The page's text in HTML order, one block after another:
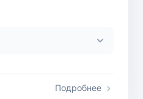
Подробнее